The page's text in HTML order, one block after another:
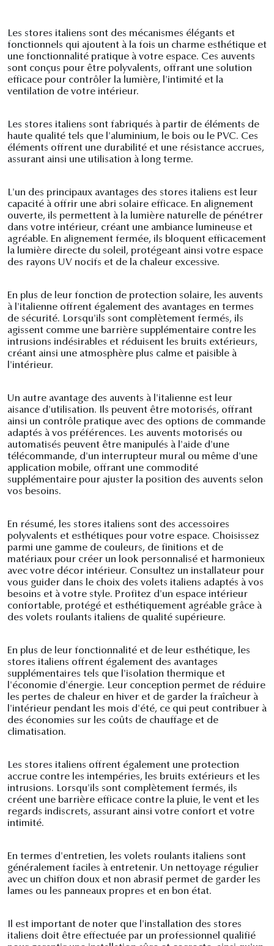
Les stores italiens sont des mécanismes élégants et
fonctionnels qui ajoutent à la fois un charme esthétique et
une fonctionnalité pratique à votre espace. Ces auvents
sont conçus pour être polyvalents, offrant une solution
efficace pour contrôler la lumière, l'intimité et la
ventilation de votre intérieur.
Les stores italiens sont fabriqués à partir de éléments de
haute qualité tels que l'aluminium, le bois ou le PVC. Ces
éléments offrent une durabilité et une résistance accrues,
assurant ainsi une utilisation à long terme.
L'un des principaux avantages des stores italiens est leur
capacité à offrir une abri solaire efficace. En alignement
ouverte, ils permettent à la lumière naturelle de pénétrer
dans votre intérieur, créant une ambiance lumineuse et
agréable. En alignement fermée, ils bloquent efficacement
la lumière directe du soleil, protégeant ainsi votre espace
des rayons UV nocifs et de la chaleur excessive.
En plus de leur fonction de protection solaire, les auvents
à l'italienne offrent également des avantages en termes
de sécurité. Lorsqu'ils sont complètement fermés, ils
agissent comme une barrière supplémentaire contre les
intrusions indésirables et réduisent les bruits extérieurs,
créant ainsi une atmosphère plus calme et paisible à
l'intérieur.
Un autre avantage des auvents à l'italienne est leur
aisance d'utilisation. Ils peuvent être motorisés, offrant
ainsi un contrôle pratique avec des options de commande
adaptés à vos préférences. Les auvents motorisés ou
automatisés peuvent être manipulés à l'aide d'une
télécommande, d'un interrupteur mural ou même d'une
application mobile, offrant une commodité
supplémentaire pour ajuster la position des auvents selon
vos besoins.
En résumé, les stores italiens sont des accessoires
polyvalents et esthétiques pour votre espace. Choisissez
parmi une gamme de couleurs, de finitions et de
matériaux pour créer un look personnalisé et harmonieux
avec votre décor intérieur. Consultez un installateur pour
vous guider dans le choix des volets italiens adaptés à vos
besoins et à votre style. Profitez d'un espace intérieur
confortable, protégé et esthétiquement agréable grâce à
des volets roulants italiens de qualité supérieure.
En plus de leur fonctionnalité et de leur esthétique, les
stores italiens offrent également des avantages
supplémentaires tels que l'isolation thermique et
l'économie d'énergie. Leur conception permet de réduire
les pertes de chaleur en hiver et de garder la fraîcheur à
l'intérieur pendant les mois d'été, ce qui peut contribuer à
des économies sur les coûts de chauffage et de
climatisation.
Les stores italiens offrent également une protection
accrue contre les intempéries, les bruits extérieurs et les
intrusions. Lorsqu'ils sont complètement fermés, ils
créent une barrière efficace contre la pluie, le vent et les
regards indiscrets, assurant ainsi votre confort et votre
intimité.
En termes d'entretien, les volets roulants italiens sont
généralement faciles à entretenir. Un nettoyage régulier
avec un chiffon doux et non abrasif permet de garder les
lames ou les panneaux propres et en bon état.
Il est important de noter que l'installation des stores
italiens doit être effectuée par un professionnel qualifié